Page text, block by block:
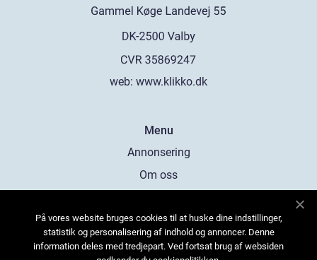
web: www.klikko.dk
Menu
Annonsering
Om oss
Kontakta oss
Sitemap
På vores website bruges cookies til at huske dine indstillinger,
statistik og personalisering af indhold og annoncer. Denne
information deles med tredjepart. Ved fortsat brug af websiden